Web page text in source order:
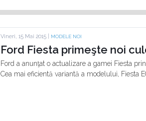
Vineri, 15 Mai 2015 | MODELE NOI
Ford Fiesta primeşte noi
Ford a anunţat o actualizare a gamei Fiesta
Cea mai eficientă variantă a modelului, Fiesta